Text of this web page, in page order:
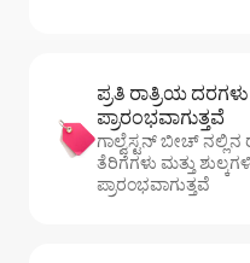
ಪ್ರತಿ ರಾತ್ರಿಯ
ಪ್ರಾರಂಭವಾಗುತ್ತವೆ
ಗಾಲ್ವೆಸ್ಟನ್ ಬೀಚ್
ತೆರಿಗೆಗಳು ಮತ್ತು
ಪ್ರಾರಂಭವಾಗುತ್ತವೆ